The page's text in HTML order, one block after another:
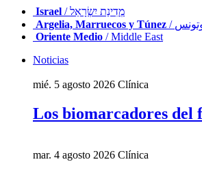
Israel
/ מְדִינַת יִשְׂרָאֵל
Argelia, Marruecos y Túnez
وتونس
Oriente Medio / Middle East
Noticias
mié. 5 agosto 2026 Clínica
Los biomarcadores del
mar. 4 agosto 2026 Clínica